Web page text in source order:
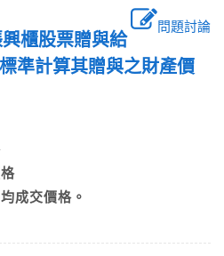
問題討論
櫃股票贈與給
準計算其贈與之財產價
格
成交價格。